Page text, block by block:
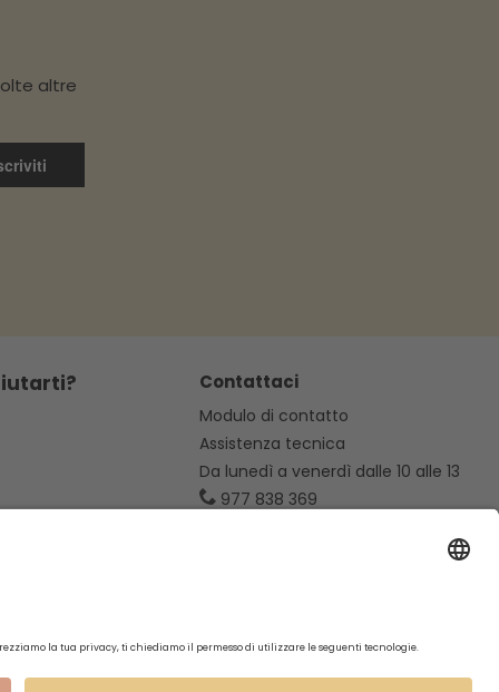
altre
Contattaci
Modulo di contatto
Assistenza tecnica
Da lunedì a venerdì dalle 10 alle 13
977 838 369